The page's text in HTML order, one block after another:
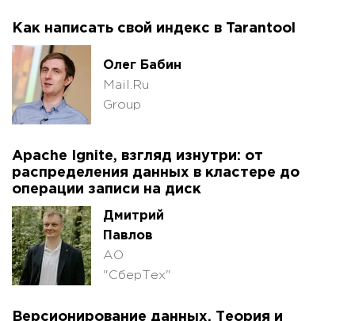
Как написать свой индекс в Tarantool
Олег Бабин
Mail.Ru
Group
Apache Ignite, взгляд изнутри: от
распределения данных в кластере до
операции записи на диск
Дмитрий
Павлов
АО
"СберТех"
Версионирование данных. Теория и